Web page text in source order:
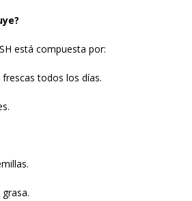
está compuesta por:
todos los días.